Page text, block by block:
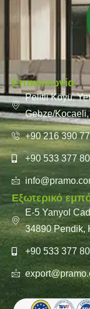
Επικοινωνία
Pelitli Köyü,
Gebze/Kocaeli,
+90 216 390
+90 533 377
Εξωτερικό
E-5 Yanyol
34890 Pendik,
+90 533 377